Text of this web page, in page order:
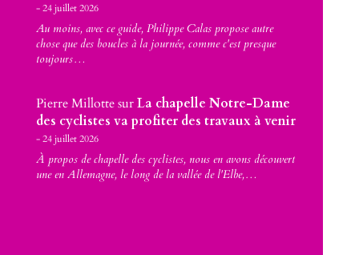
24 juillet 2026
Au moins, avec ce guide, Philippe Calas propose autre
chose que des boucles à la journée, comme c'est presque
toujours…
Pierre MillottesurLa chapelle Notre-Dame
des cyclistes va profiter des travaux à venir
24 juillet 2026
À propos de chapelle des cyclistes, nous en avons découvert
une en Allemagne, le long de la vallée de l'Elbe,…